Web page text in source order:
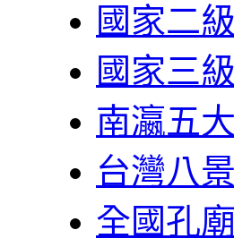
國家二
國家三
南瀛五
台灣八
全國孔